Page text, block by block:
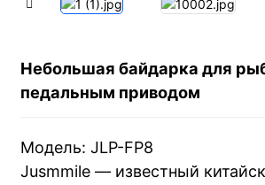
Небольшая байдарка для
педальным приводом
Модель: JLP-FP8
Jusmmile — известный